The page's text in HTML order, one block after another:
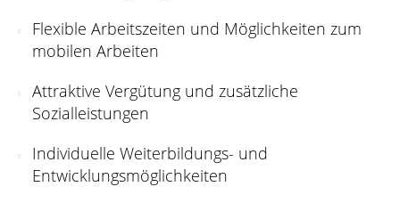
Flexible Arbeitszeiten und Möglichkeiten zum
mobilen Arbeiten
Attraktive Vergütung und zusätzliche
Sozialleistungen
Individuelle Weiterbildungs- und
Entwicklungsmöglichkeiten